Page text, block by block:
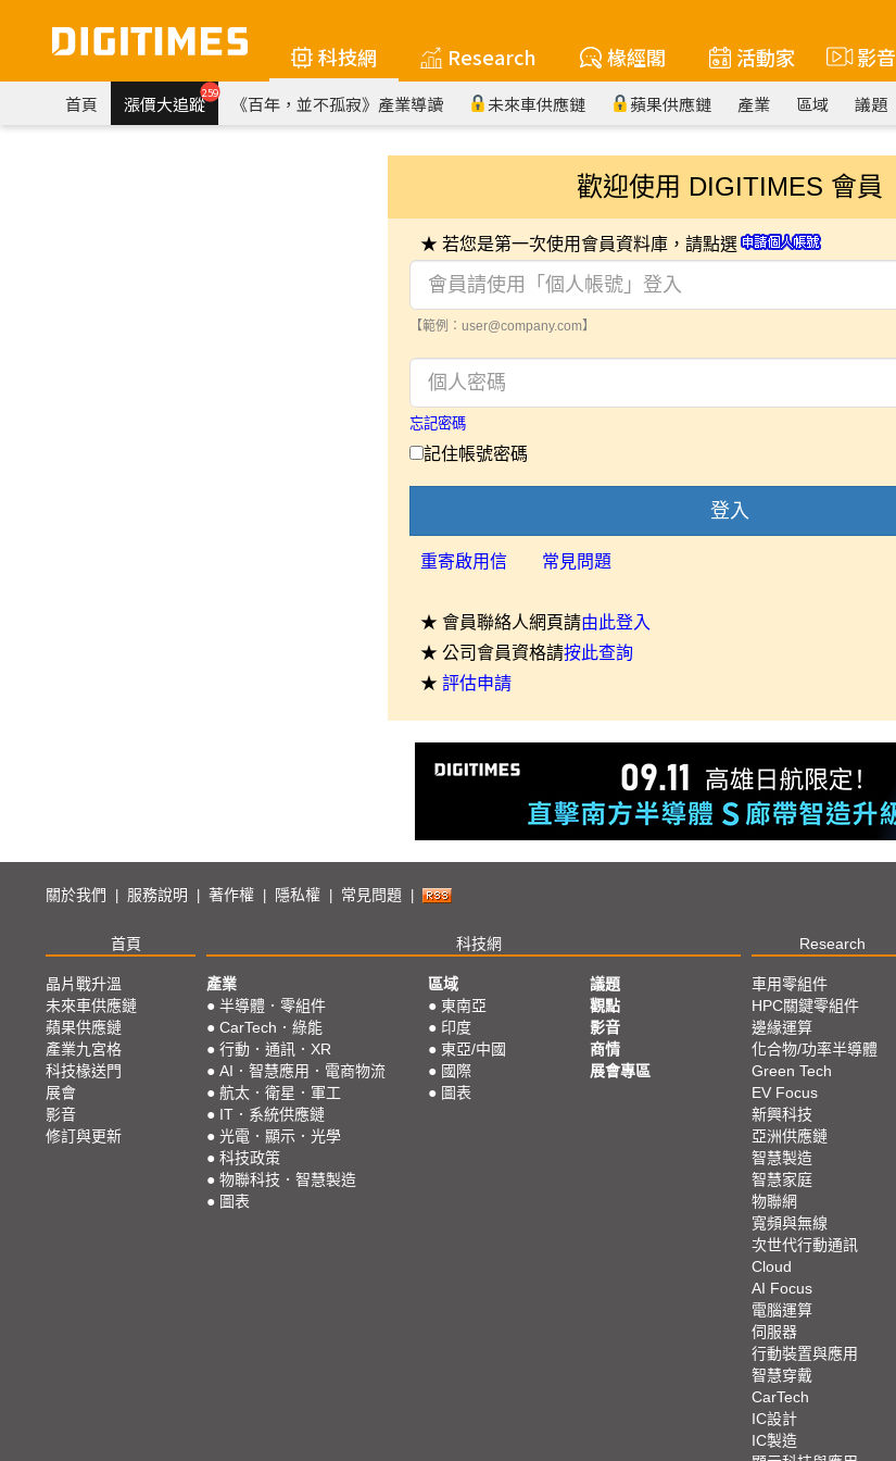
科技網 Research 椽經閣 活動家 影音
首頁 漲價大追蹤259 《百年，並不孤寂》產業導讀 未來車供應鏈 蘋果供應鏈 產業 區域 議題
歡迎使用 DIGITIMES 會員
★ 若您是第一次使用會員資料庫，請點選
【範例：user@company.com】
忘記密碼
記住帳號密碼
登入
重寄啟用信 常見問題
★ 會員聯絡人網頁請由此登入
★ 公司會員資格請按此查詢
★ 評估申請
關於我們 服務說明 著作權 隱私權 常見問題
首頁 科技網 Research
晶片戰升溫
未來車供應鏈
蘋果供應鏈
產業九宮格
科技椽送門
展會
影音
修訂與更新
產業
● 半導體．零組件
● CarTech．綠能
● 行動．通訊．XR
● AI．智慧應用．電商物流
● 航太．衛星．軍工
● IT．系統供應鏈
● 光電．顯示．光學
● 科技政策
● 物聯科技．智慧製造
● 圖表
區域
● 東南亞
● 印度
● 東亞/中國
● 國際
● 圖表
議題
觀點
影音
商情
展會專區
車用零組件
HPC關鍵零組件
邊緣運算
化合物/功率半導體
Green Tech
EV Focus
新興科技
亞洲供應鏈
智慧製造
智慧家庭
物聯網
寬頻與無線
次世代行動通訊
Cloud
AI Focus
電腦運算
伺服器
行動裝置與應用
智慧穿戴
CarTech
IC設計
IC製造